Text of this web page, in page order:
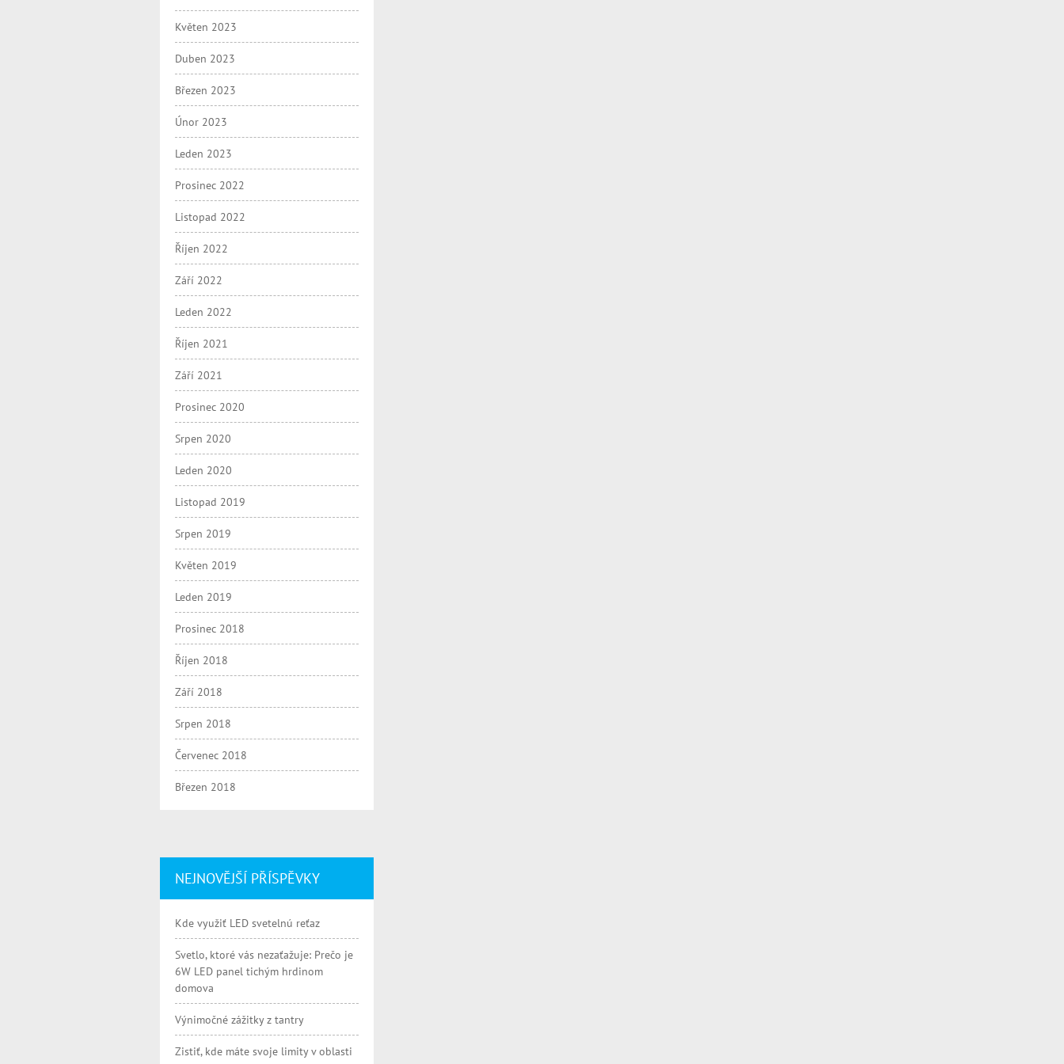
Květen 2023
Duben 2023
Březen 2023
Únor 2023
Leden 2023
Prosinec 2022
Listopad 2022
Říjen 2022
Září 2022
Leden 2022
Říjen 2021
Září 2021
Prosinec 2020
Srpen 2020
Leden 2020
Listopad 2019
Srpen 2019
Květen 2019
Leden 2019
Prosinec 2018
Říjen 2018
Září 2018
Srpen 2018
Červenec 2018
Březen 2018
NEJNOVĚJŠÍ PŘÍSPĚVKY
Kde využiť LED svetelnú reťaz
Svetlo, ktoré vás nezaťažuje: Prečo je
6W LED panel tichým hrdinom
domova
Výnimočné zážitky z tantry
Zistiť, kde máte svoje limity v oblasti